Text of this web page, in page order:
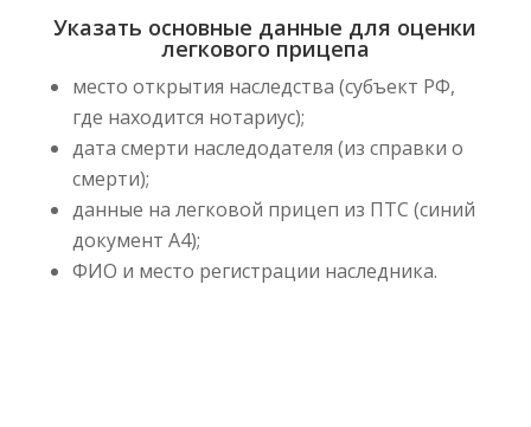
Указать основные данные для оценки
легкового прицепа
место открытия наследства (субъект РФ,
где находится нотариус);
дата смерти наследодателя (из справки о
смерти);
данные на легковой прицеп из ПТС (синий
документ А4);
ФИО и место регистрации наследника.